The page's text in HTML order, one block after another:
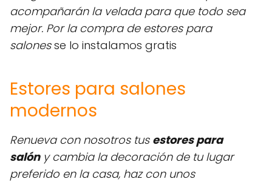
acompañarán la velada para que todo sea
mejor. Por la compra de estores para
salonesse lo instalamos gratis
Estores para salones
modernos
Renueva con nosotros tus estores para
salóny cambia la decoración de tu lugar
preferido en la casa, haz con unos